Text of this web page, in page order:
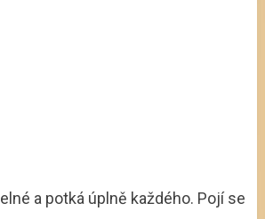
a potká úplně každého. Pojí se